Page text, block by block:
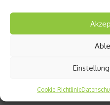
Cookie-Richtlinie